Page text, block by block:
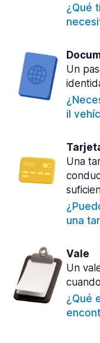
¿Qué
Un
il
Una
una
Vale
Un
¿Qué